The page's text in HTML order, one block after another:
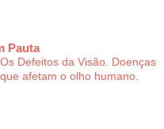
Pauta
Os Defeitos da Visão. Doenças
que afetam o olho humano.